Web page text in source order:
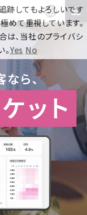
ら、
ット
跡してもよろしいです
めて重視しています。
は、当社のプライバシ
Yes No